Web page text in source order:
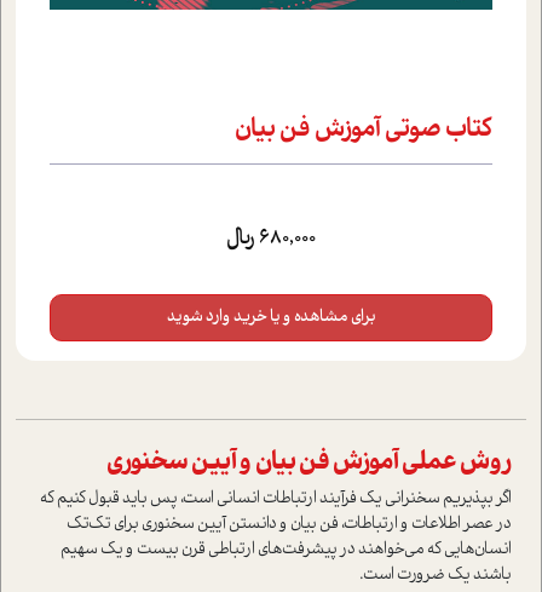
کتاب صوتي آموزش فن بيان
680,000 ریال
برای مشاهده و یا خرید وارد شوید
روش عملي آموزش فن بيان و آيين سخنوري
اگر بپذيريم سخنراني يک فرآيند ارتباطات انساني است، پس بايد قبول کنيم که
در عصر اطلاعات و ارتباطات، فن بيان و دانستن آيين سخنوري براي تک‌تک
انسان‌هايي که مي‌خواهند در پيشرفت‌هاي ارتباطي قرن بيست و يک سهيم
باشند يک ضرورت است.